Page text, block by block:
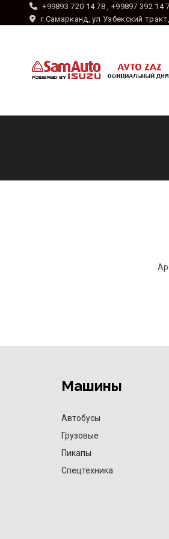
+99893 720 14 78 , +99897 392 14
г.Самарканд, ул.Узбекский
Машины
Автобусы
Грузовые
Пикапы
Спецтехника